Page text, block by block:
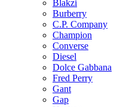
Blakzi
Burberry
C.P. Company
Champion
Converse
Diesel
Dolce Gabbana
Fred Perry
Gant
Gap